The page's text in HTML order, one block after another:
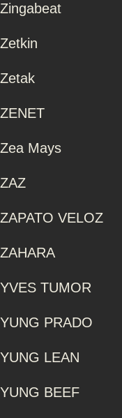
Zingabeat
Zetkin
Zetak
ZENET
Zea Mays
ZAZ
ZAPATO VELOZ
ZAHARA
YVES TUMOR
YUNG PRADO
YUNG LEAN
YUNG BEEF